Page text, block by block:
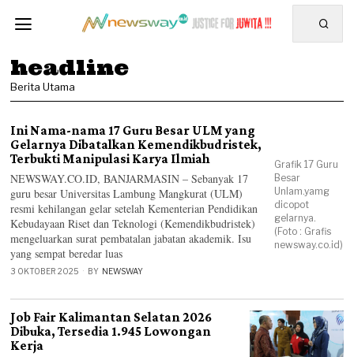
headline
Berita Utama
Grafik 17 Guru
Besar
Unlam.yamg
dicopot
gelarnya.
(Foto : Grafis
newsway.co.id)
Ini Nama-nama 17 Guru Besar ULM yang
Gelarnya Dibatalkan Kemendikbudristek,
Terbukti Manipulasi Karya Ilmiah
NEWSWAY.CO.ID, BANJARMASIN – Sebanyak 17
guru besar Universitas Lambung Mangkurat (ULM)
resmi kehilangan gelar setelah Kementerian Pendidikan
Kebudayaan Riset dan Teknologi (Kemendikbudristek)
mengeluarkan surat pembatalan jabatan akademik. Isu
yang sempat beredar luas
3 OKTOBER 2025 BY NEWSWAY
Job Fair Kalimantan Selatan 2026
Dibuka, Tersedia 1.945 Lowongan
Kerja